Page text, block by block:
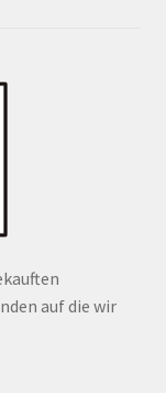
auf die wir